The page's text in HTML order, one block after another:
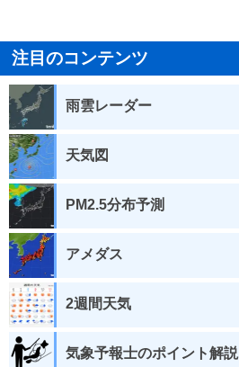
注目のコンテンツ
雨雲レーダー
天気図
PM2.5分布予測
アメダス
2週間天気
気象予報士のポイント解説